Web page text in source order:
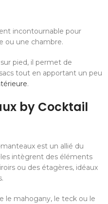
incontournable pour
ou une chambre.
pied, il permet de
tout en apportant un peu
.
by Cocktail
est un allié du
intègrent des éléments
ou des étagères, idéaux
le mahogany, le teck ou le